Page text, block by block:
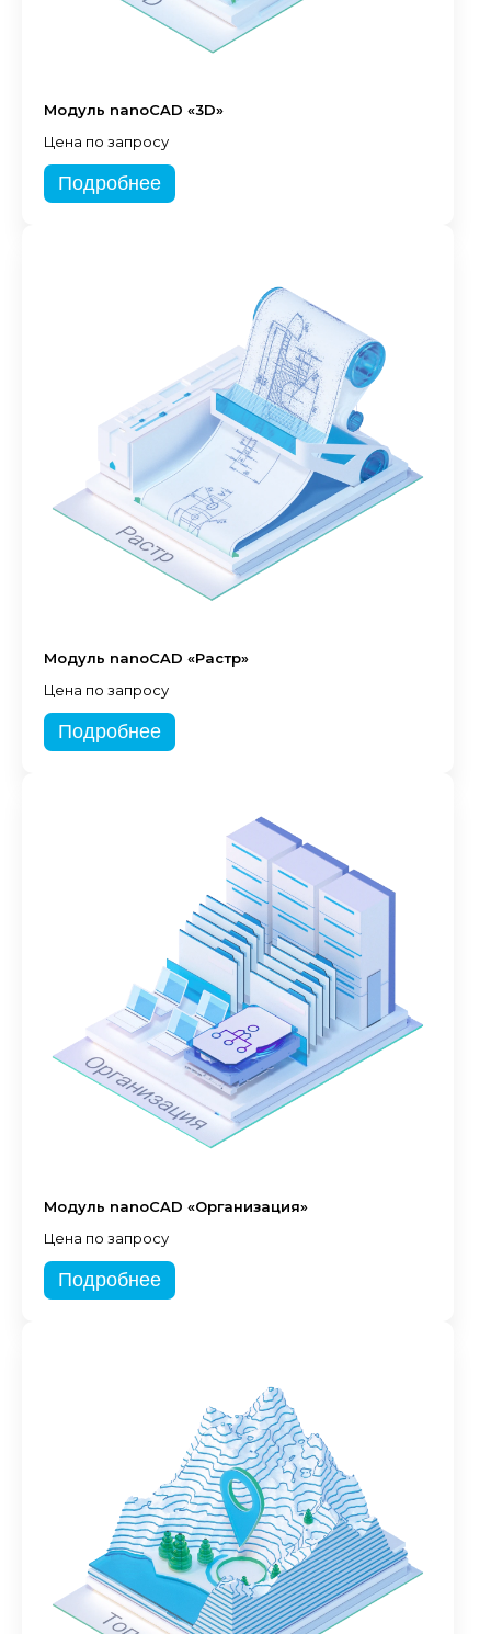
Модуль nanoCAD «3D»
Цена по запросу
Подробнее
Модуль nanoCAD «Растр»
Цена по запросу
Подробнее
Модуль nanoCAD «Организация»
Цена по запросу
Подробнее